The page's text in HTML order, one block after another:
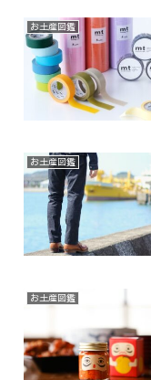
お土産図鑑
お土産図鑑
お土産図鑑